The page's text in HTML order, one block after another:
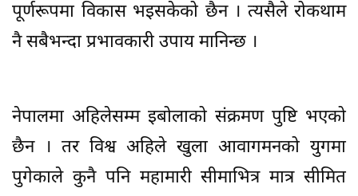
पूर्णरूपमा विकास भइसकेको छैन । त्यसैले रोकथाम
नै सबैभन्दा प्रभावकारी उपाय मानिन्छ ।
नेपालमा अहिलेसम्म इबोलाको संक्रमण पुष्टि भएको
छैन । तर विश्व अहिले खुला आवागमनको युगमा
पुगेकाले कुनै पनि महामारी सीमाभित्र मात्र सीमित